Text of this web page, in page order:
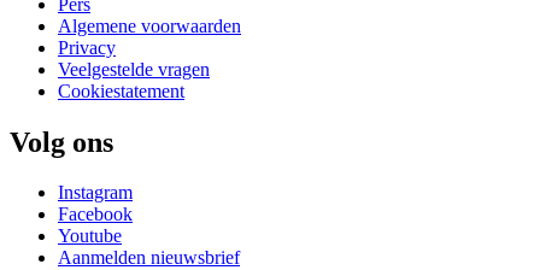
Algemene voorwaarden
Privacy
Veelgestelde vragen
Cookiestatement
Volg ons
Instagram
Facebook
Youtube
Aanmelden nieuwsbrief